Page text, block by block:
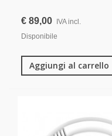
€ 89,00 IVA incl.
Disponibile
Aggiungi al carrello